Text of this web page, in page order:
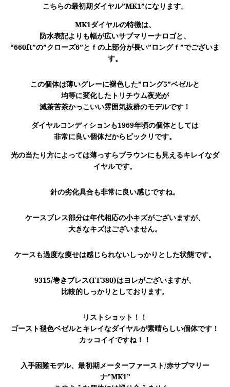
こちらの最初期ダイヤル”MK1”になります。
MK1ダイヤルの特徴は、
防水表記よりも幅が広いサブマリーナロゴと、
“660ft”の”クローズ6”とｆの上部分が長い”ロングｆ”でございま
す。
この個体は薄いグレーに褪色した”ロング5”ベゼルと
均等に変化したトリチウム夜光が
滅茶苦茶かっこいい雰囲気抜群のモデルです！
ダイヤルコンディションも1969年頃の個体としては
非常に良い個体だからビックリです。
光の当たり方によっては薄っすらブラウンにも見えるキレイなダ
イヤルです。
針の劣化具合も非常に良い感じですね。
ケースブレス部分は年代相応の小キズがございますが、
大きなキズはございません。
ケースも過度な痩せは感じられないしっかりとした状態です。
9315/巻きブレス(FF380)はヨレがございますが、
比較的しっかりとしております。
リストショット！！
ゴースト褪色ベゼルとキレイなダイヤルが素晴らしい個体です！
カッコイイですね！！
入手困難モデル、最初期メーターファースト/赤サブマリー
ナ”MK1”